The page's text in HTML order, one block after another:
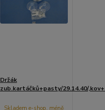
Držák
zub.kartáčků+pasty/29.14.40/
Skladem e-shop, méně